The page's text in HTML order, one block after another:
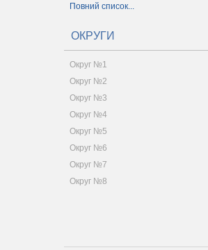
Повний список...
ОКРУГИ
Округ №1
Округ №2
Округ №3
Округ №4
Округ №5
Округ №6
Округ №7
Округ №8